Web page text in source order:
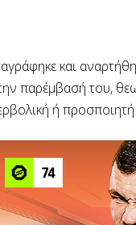
και
την παρέμβασή του,
ή